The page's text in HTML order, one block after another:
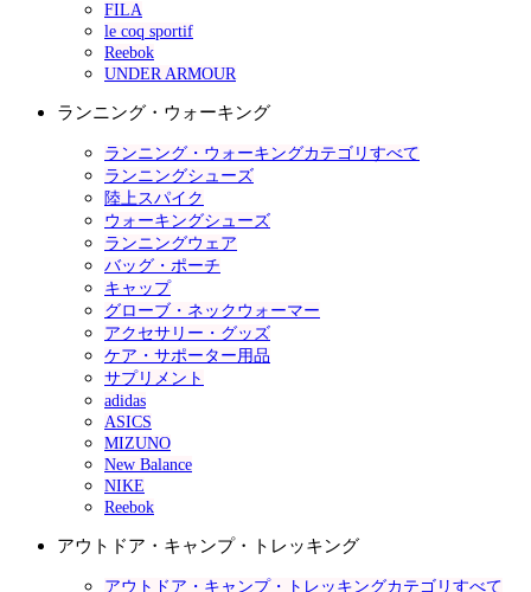
FILA
le coq sportif
Reebok
UNDER ARMOUR
ランニング・ウォーキング
ランニング・ウォーキングカテゴリすべて
ランニングシューズ
陸上スパイク
ウォーキングシューズ
ランニングウェア
バッグ・ポーチ
キャップ
グローブ・ネックウォーマー
アクセサリー・グッズ
ケア・サポーター用品
サプリメント
adidas
ASICS
MIZUNO
New Balance
NIKE
Reebok
アウトドア・キャンプ・トレッキング
アウトドア・キャンプ・トレッキングカテゴリすべて